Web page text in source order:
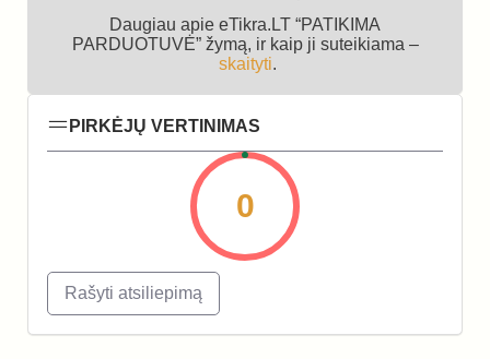
Daugiau apie eTikra.LT “PATIKIMA
PARDUOTUVĖ” žymą, ir kaip ji suteikiama –
skaityti.
PIRKĖJŲ VERTINIMAS
0
Rašyti atsiliepimą